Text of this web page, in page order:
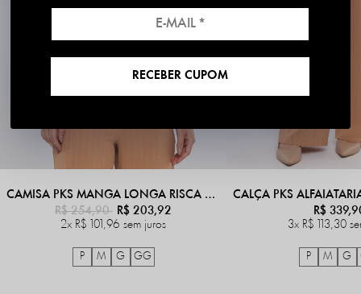
CAMISA PKS MANGA LONGA RISCA DE GIZ BEGE
R$ 254,90 R$ 203,92
2x R$ 101,96 sem juros
P M G GG
R$
3x R$ 113,30
P M G
RECEBER CUPOM